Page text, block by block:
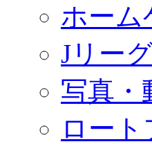
ホーム
Jリー
写真・
ロー